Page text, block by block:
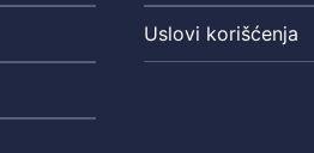
Uslovi korišćenja